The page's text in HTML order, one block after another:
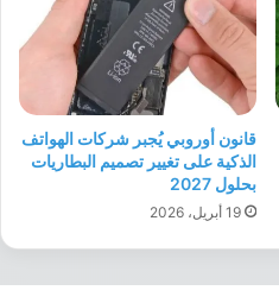
قانون أوروبي يُجبر شركات الهواتف
الذكية على تغيير تصميم البطاريات
بحلول 2027
19 أبريل، 2026